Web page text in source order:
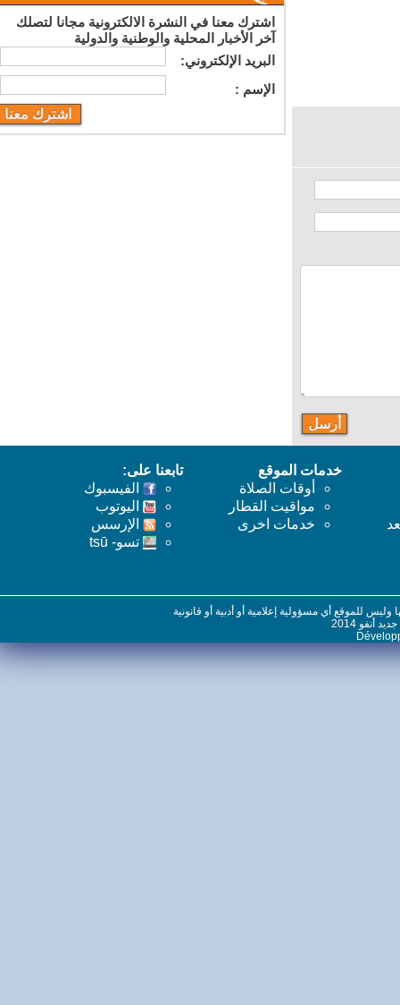
اشترك معنا في النشرة الالكترونية مجانا لتصلك
آخر الأخبار المحلية والوطنية والدولية
البريد اﻹلكتروني:
اﻹسم :
خدمات الموقع
أوقات الصلاة
مواقيت القطار
خدمات اخرى
تابعنا على:
الفيسبوك
اليوتوب
اﻹرسس
تسو- tsū
للموقع أي مسؤولية إعلامية أو أدبية أو قانونية
2014